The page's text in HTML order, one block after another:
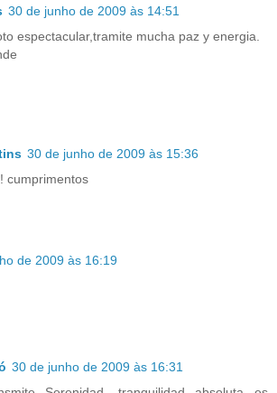
30 de junho de 2009 às 14:51
espectacular,tramite mucha paz y energia.
30 de junho de 2009 às 15:36
cumprimentos
de 2009 às 16:19
30 de junho de 2009 às 16:31